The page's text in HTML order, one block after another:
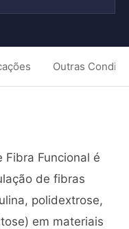
Outras
Fibra Funcional é
de fibras
polidextrose,
em materiais